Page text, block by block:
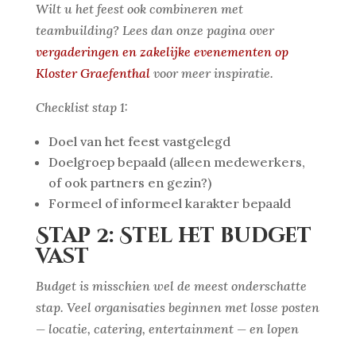
Wilt u het feest ook combineren met
teambuilding? Lees dan onze pagina over
vergaderingen en zakelijke evenementen op
Kloster Graefenthalvoor meer inspiratie.
Checklist stap 1:
Doel van het feest vastgelegd
Doelgroep bepaald (alleen medewerkers,
of ook partners en gezin?)
Formeel of informeel karakter bepaald
Stap 2: Stel het budget
vast
Budget is misschien wel de meest onderschatte
stap. Veel organisaties beginnen met losse posten
— locatie, catering, entertainment — en lopen